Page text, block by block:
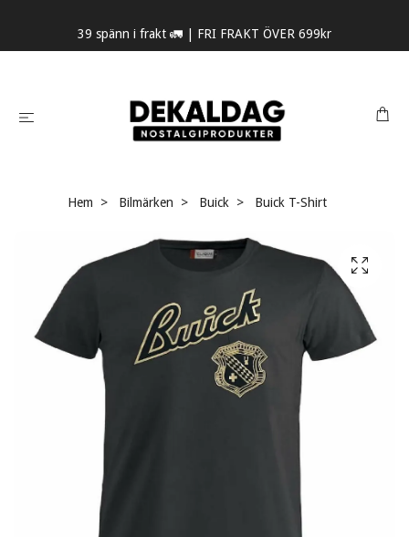
39 spänn i frakt 🚛 | FRI FRAKT ÖVER 699kr
Hem Bilmärken Buick Buick T-Shirt